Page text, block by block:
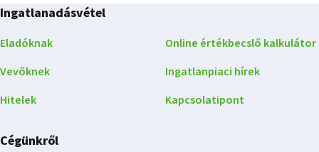
Ingatlanadásvétel
Eladóknak
Vevőknek
Hitelek
Online értékbecslő kalkulátor
Ingatlanpiaci hírek
Kapcsolatipont
Cégünkről